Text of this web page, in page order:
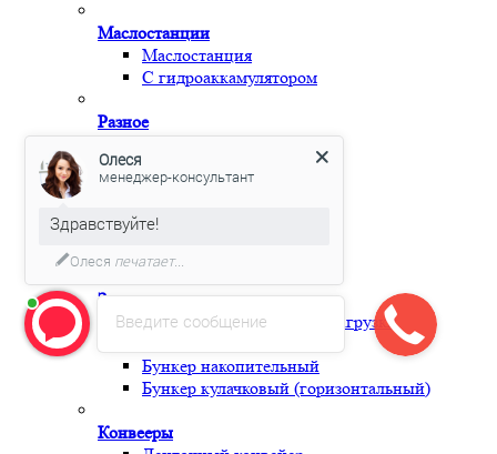
Маслостанции
Маслостанция
С гидроаккамулятором
Разное
Металл
Магнитный Сепаратор
Ролик
Узлы и комплектующие
Периферия
Загрузчики
Бункер принудительной загрузки
Бункер накопительный
Бункер кулачковый (горизонтальный)
Конвееры
Введите сообщение
Олеся
менеджер-консультант
Здравствуйте!
Олеся печатает...